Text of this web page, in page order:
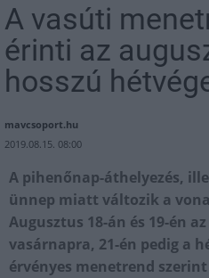
A vasúti
érinti az
hosszú
mavcsoport.hu
2019.08.15. 08:00
A pihenőnap-áthelyezés,
ünnep miatt változik a
Augusztus 18-án és 19-én
vasárnapra, 21-én pedig a
érvényes menetrend